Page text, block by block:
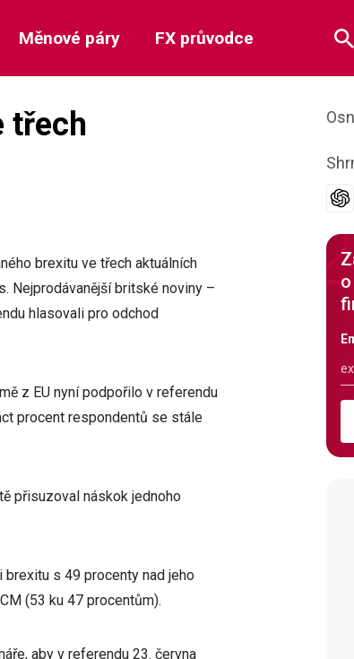
Měnové páry FX průvodce
třech
brexitu ve třech aktuálních
Nejprodávanější britské noviny –
hlasovali pro odchod
z EU nyní podpořilo v referendu
procent respondentů se stále
přisuzoval náskok jednoho
brexitu s 49 procenty nad jeho
(53 ku 47 procentům).
aby v referendu 23. června